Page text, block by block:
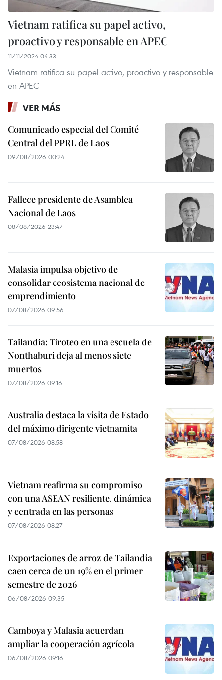
Vietnam ratifica su papel activo,
proactivo y responsable en APEC
11/11/2024 04:33
Vietnam ratifica su papel activo, proactivo y responsable
en APEC
VER MÁS
Comunicado especial del Comité
Central del PPRL de Laos
09/08/2026 00:24
Fallece presidente de Asamblea
Nacional de Laos
08/08/2026 23:47
Malasia impulsa objetivo de
consolidar ecosistema nacional de
emprendimiento
07/08/2026 09:56
Tailandia: Tiroteo en una escuela de
Nonthaburi deja al menos siete
muertos
07/08/2026 09:16
Australia destaca la visita de Estado
del máximo dirigente vietnamita
07/08/2026 08:58
Vietnam reafirma su compromiso
con una ASEAN resiliente, dinámica
y centrada en las personas
07/08/2026 08:27
Exportaciones de arroz de Tailandia
caen cerca de un 19% en el primer
semestre de 2026
06/08/2026 09:35
Camboya y Malasia acuerdan
ampliar la cooperación agrícola
06/08/2026 09:16